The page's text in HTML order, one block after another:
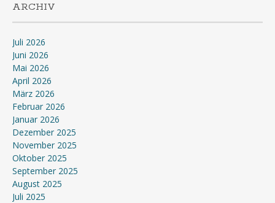
ARCHIV
Juli 2026
Juni 2026
Mai 2026
April 2026
März 2026
Februar 2026
Januar 2026
Dezember 2025
November 2025
Oktober 2025
September 2025
August 2025
Juli 2025